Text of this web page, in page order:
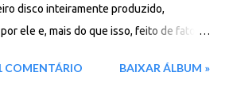
disco inteiramente produzido,
ele e, mais do que isso, feito de fato à
da interação de Djavan com os músicos,
COMENTÁRIO BAIXAR ÁLBUM »